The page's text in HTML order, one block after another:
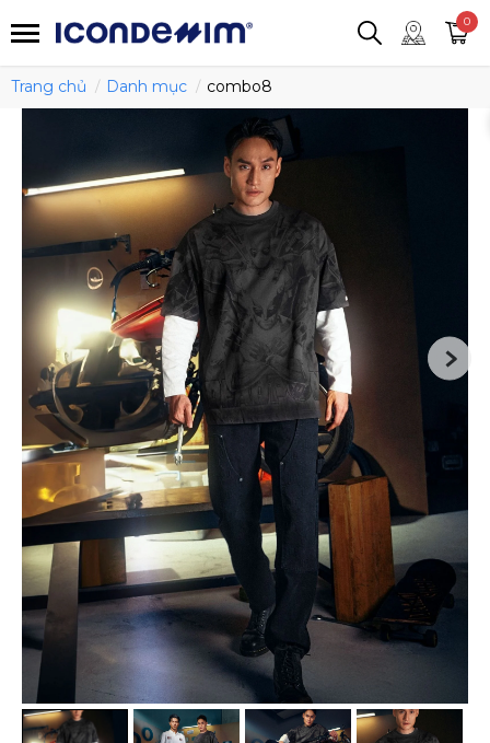
0
Trang chủ Danh mục combo8